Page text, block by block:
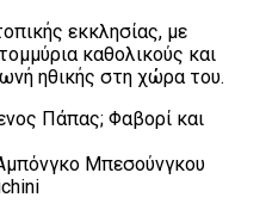
εκκλησίας, με
καθολικούς και
ηθικής στη χώρα του.
Μπεσούνγκου